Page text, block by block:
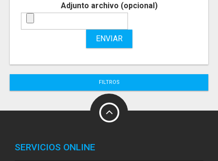
Adjunto archivo (opcional)
ENVIAR
FILTROS
SERVICIOS ONLINE